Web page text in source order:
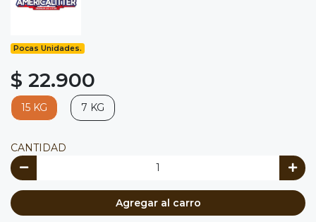
Pocas Unidades.
$ 22.900
15 KG 7 KG
CANTIDAD
Agregar al carro